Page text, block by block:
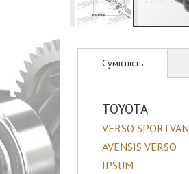
до
початкуСумісність
TOYOTA
VERSO SPORTVAN
AVENSIS VERSO
IPSUM